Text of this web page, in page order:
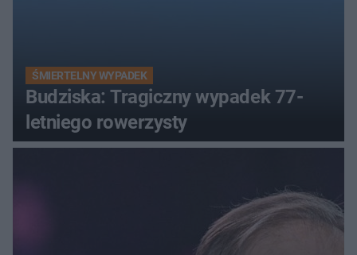
ŚMIERTELNY WYPADEK
Budziska: Tragiczny wypadek 77-
letniego rowerzysty